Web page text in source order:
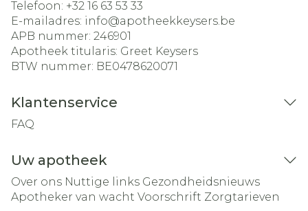
Telefoon: +32 16 63 53 33
E-mailadres: info@apotheekkeysers.be
APB nummer: 246901
Apotheek titularis: Greet Keysers
BTW nummer: BE0478620071
Klantenservice
FAQ
Uw apotheek
Over ons Nuttige links Gezondheidsnieuws
Apotheker van wacht Voorschrift Zorgtarieven